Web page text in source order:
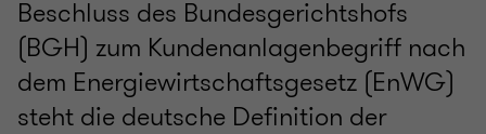
Beschluss des Bundesgerichtshofs
(BGH) zum Kundenanlagenbegriff nach
dem Energiewirtschaftsgesetz (EnWG)
steht die deutsche Definition der